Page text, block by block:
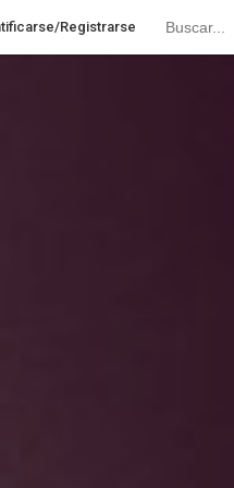
Registrarse